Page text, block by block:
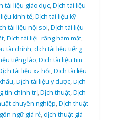
tài liệu giáo dục,Dịch tài liệu
kinh tế,Dịch tài liệu kỹ
tài liệu nội soi,Dịch tài liệu
,Dịch tài liệu răng hàm mặt,
tài chính,dịch tài liệu tiếng
tiếng lào,Dịch tài liệu tim
tài liệu xã hội,Dịch tài liệu
,Dịch tài liệu y dược,Dịch
tin chính trị,Dịch thuật,Dịch
chuyên nghiệp,Dịch thuật
ngữ giá rẻ,dịch thuật giá